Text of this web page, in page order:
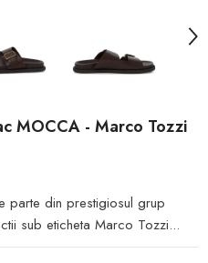
MOCCA - Marco Tozzi
parte din prestigiosul grup
sub eticheta Marco Tozzi...